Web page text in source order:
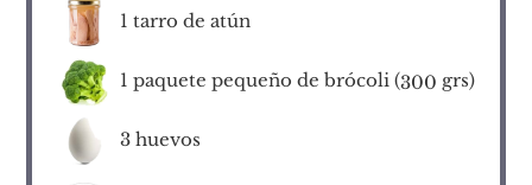
1 tarro de atún
1 paquete pequeño de brócoli (300 grs)
3 huevos